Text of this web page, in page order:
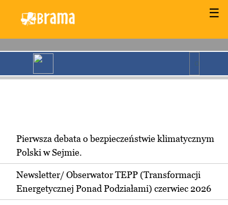
☰
Pierwsza debata o bezpieczeństwie klimatycznym
Polski w Sejmie.
Newsletter/ Obserwator TEPP (Transformacji
Energetycznej Ponad Podziałami) czerwiec 2026